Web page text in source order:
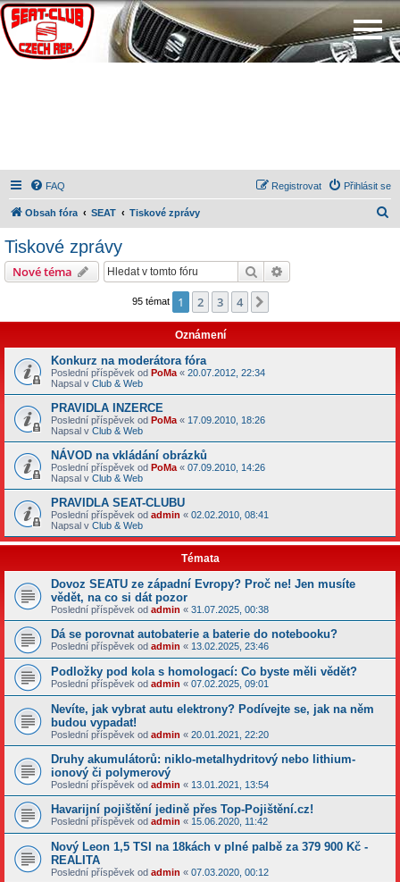
FAQ Přihlásit se
Registrovat
Obsah fóra SEAT Tiskové zprávy
Tiskové zprávy
Nové téma Hledat
95 témat 1 2 3 4
Oznámení
Konkurz na moderátora fóra
Poslední příspěvek od PoMa « 20.07.2012, 22:34
Napsal v Club & Web
PRAVIDLA INZERCE
Poslední příspěvek od PoMa « 17.09.2010, 18:26
Napsal v Club & Web
NÁVOD na vkládání obrázků
Poslední příspěvek od PoMa « 07.09.2010, 14:26
Napsal v Club & Web
PRAVIDLA SEAT-CLUBU
Poslední příspěvek od admin « 02.02.2010, 08:41
Napsal v Club & Web
Témata
Dovoz SEATU ze západní Evropy? Proč ne! Jen musíte
vědět, na co si dát pozor
Poslední příspěvek od admin « 31.07.2025, 00:38
Dá se porovnat autobaterie a baterie do notebooku?
Poslední příspěvek od admin « 13.02.2025, 23:46
Podložky pod kola s homologací: Co byste měli vědět?
Poslední příspěvek od admin « 07.02.2025, 09:01
Nevíte, jak vybrat autu elektrony? Podívejte se, jak na něm
budou vypadat!
Poslední příspěvek od admin « 20.01.2021, 22:20
Druhy akumulátorů: niklo-metalhydritový nebo lithium-
ionový či polymerový
Poslední příspěvek od admin « 13.01.2021, 13:54
Havarijní pojištění jedině přes Top-Pojištění.cz!
Poslední příspěvek od admin « 15.06.2020, 11:42
Nový Leon 1,5 TSI na 18kách v plné palbě za 379 900 Kč -
REALITA
Poslední příspěvek od admin « 07.03.2020, 00:12